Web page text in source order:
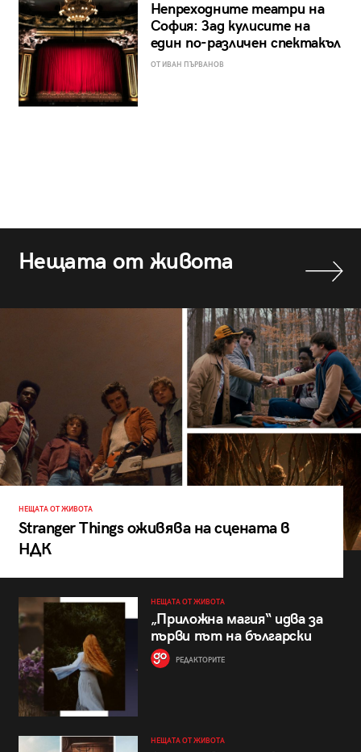
Непреходните театри на
София: Зад кулисите на
един по-различен спектакъл
ОТ ИВАН ПЪРВАНОВ
Нещата от живота
НЕЩАТА ОТ ЖИВОТА
Stranger Things оживява на сцената в
НДК
НЕЩАТА ОТ ЖИВОТА
„Приложна магия“ идва за
първи път на български
РЕДАКТОРИТЕ
НЕЩАТА ОТ ЖИВОТА